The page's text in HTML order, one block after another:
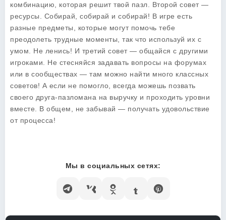
комбинацию, которая решит твой пазл. Второй совет —
ресурсы. Собирай, собирай и собирай! В игре есть
разные предметы, которые могут помочь тебе
преодолеть трудные моменты, так что используй их с
умом. Не ленись! И третий совет — общайся с другими
игроками. Не стесняйся задавать вопросы на форумах
или в сообществах — там можно найти много классных
советов! А если не помогло, всегда можешь позвать
своего друга-пазломана на выручку и проходить уровни
вместе. В общем, не забывай — получать удовольствие
от процесса!
Мы в социальных сетях: